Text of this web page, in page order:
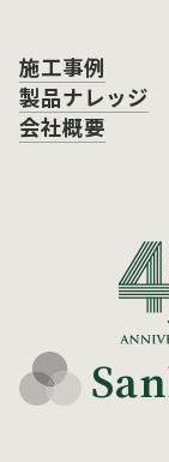
施工事例
製品ナレッジ
会社概要